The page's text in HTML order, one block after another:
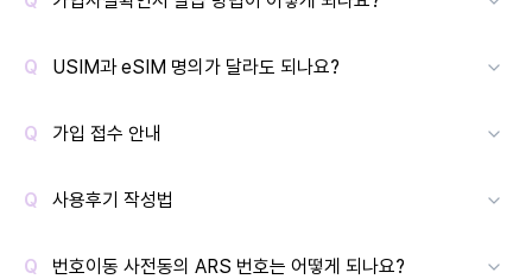
USIM과 eSIM 명의가 달라도 되나요?
가입 접수 안내
사용후기 작성법
번호이동 사전동의 ARS 번호는 어떻게 되나요?